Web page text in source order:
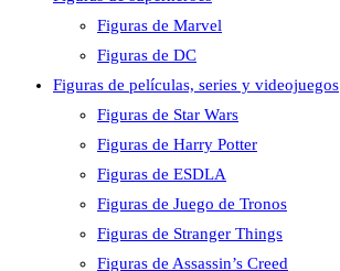
Figuras de Marvel
Figuras de DC
Figuras de películas, series y videojuegos
Figuras de Star Wars
Figuras de Harry Potter
Figuras de ESDLA
Figuras de Juego de Tronos
Figuras de Stranger Things
Figuras de Assassin’s Creed